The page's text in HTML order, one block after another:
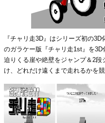
『チャリ走3D』はシリーズ初の
のガラケー版『チャリ走1st』を
迫りくる崖や絶壁をジャンプ＆2
け、どれだけ遠くまで走れるかを